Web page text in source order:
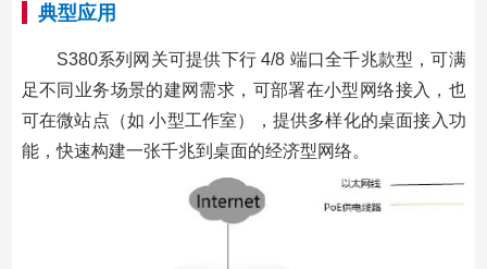
典型应用
S380系列网关可提供下行 4/8 端口全千兆款型，可满
足不同业务场景的建网需求，可部署在小型网络接入，也
可在微站点（如 小型工作室），提供多样化的桌面接入功
能，快速构建一张千兆到桌面的经济型网络。